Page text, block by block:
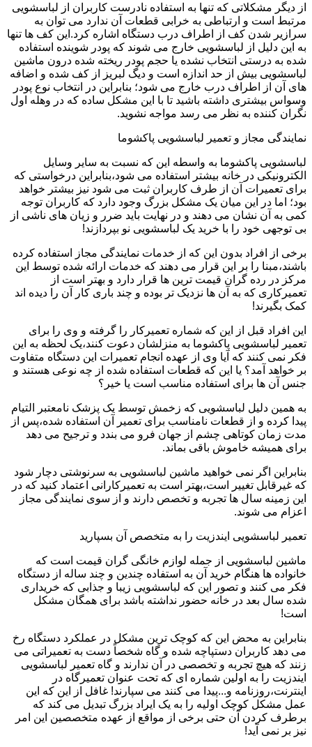
از دیگر مشکلاتی که تنها به استفاده نادرست کاربران از لباسشویی
مرتبط است و ارتباطی به خرابی قطعات آن ندارد می توان به
سرازیر شدن کف از اطراف درب دستگاه اشاره کرد.این کف ها تنها
به این دلیل از لباسشویی خارج می شوند که پودر شوینده استفاده
شده به درستی انتخاب نشده یا حجم پودر ریخته شده درون ماشین
لباسشویی بیش از حد اندازه است و دیگ لبریز از کف شده و اضافه
های آن از اطراف درب خارج می شود؛ بنابراین در انتخاب نوع پودر
وسواس بیشتری داشته باشید تا با این مشکل ساده که در وهله اول
نگران کننده به نظر می رسد مواجه نشوید.
نمایندگی مجاز و تعمیر لباسشویی پاکشوما
لباسشویی پاکشوما به واسطه این که نسبت به سایر وسایل
الکترونیکی در خانه بیشتر استفاده می شود،بنابراین درخواستی که
برای تعمیرات آن از طرف کاربران ثبت می شود نیز بیشتر خواهد
بود؛ اما در این میان یک مشکل بزرگ وجود دارد که کاربران توجه
کمی به آن نشان می دهند و در نهایت باید ضرر و زیان های ناشی از
بی توجهی خود را با خرید یک لباسشویی نو بپردازند!
برخی از افراد بدون این که از خدمات نمایندگی مجاز استفاده کرده
باشند،مبنا را بر این قرار می دهند که خدمات ارائه شده توسط این
مرکز در رده گران قیمت ترین ها قرار دارد و بهتر است از
تعمیرکاری که به آن ها نزدیک تر بوده و چند باری کار آن را دیده اند
کمک بگیرند!
این افراد قبل از این که شماره تعمیرکار را گرفته و وی را برای
تعمیر لباسشویی پاکشوما به منزلشان دعوت کنند،یک لحظه به این
فکر نمی کنند که آیا وی از عهده انجام تعمیرات این دستگاه متفاوت
بر خواهد آمد؟ یا این که قطعات استفاده شده از چه نوعی هستند و
جنس آن ها برای استفاده مناسب است یا خیر؟
به همین دلیل لباسشویی که زخمش توسط یک پزشک نامعتبر التیام
پیدا کرده و از قطعات نامناسب برای تعمیر آن استفاده شده،پس از
مدت زمان کوتاهی چشم از جهان فرو می بندد و ترجیح می دهد
برای همیشه خاموش باقی بماند.
بنابراین اگر نمی خواهید ماشین لباسشویی به سرنوشتی دچار شود
که غیرقابل تغییر است،بهتر است به تعمیرکارانی اعتماد کنید که در
این زمینه سال ها تجربه و تخصص دارند و از سوی نمایندگی مجاز
اعزام می شوند.
تعمیر لباسشویی ایندزیت را به متخصص آن بسپارید
ماشین لباسشویی از جمله لوازم خانگی گران قیمت است که
خانواده ها هنگام خرید آن به استفاده چندین و چند ساله از دستگاه
فکر می کنند و تصور این که لباسشویی زیبا و جذابی که خریداری
شده سال بعد در خانه حضور نداشته باشد برای همگان مشکل
است!
بنابراین به محض این که کوچک ترین مشکل در عملکرد دستگاه رخ
می دهد کاربران دستپاچه شده و گاه شخصاً دست به تعمیراتی می
زنند که هیچ تجربه و تخصصی در آن ندارند و گاه تعمیر لباسشویی
ایندزیت را به اولین شماره ای که تحت عنوان تعمیرگاه در
اینترنت،روزنامه و...پیدا می کنند می سپارند! غافل از این که این
عمل مشکل کوچک اولیه را به یک ایراد بزرگ تبدیل می کند که
برطرف کردن آن حتی برخی از مواقع از عهده متخصصین این امر
نیز بر نمی آید!